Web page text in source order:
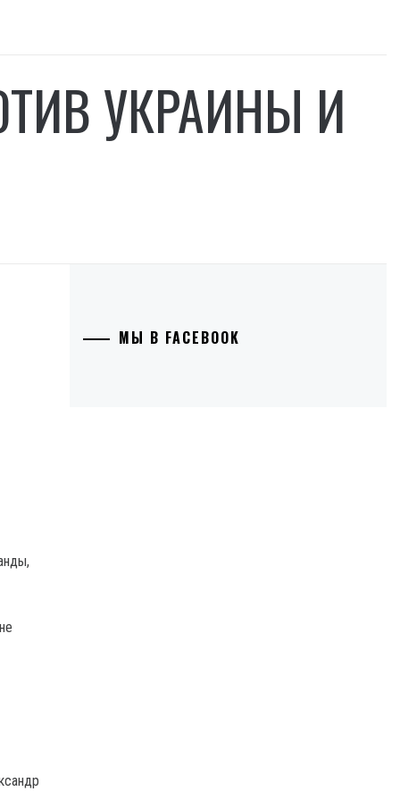
УКРАИНЫ И
МЫ В FACEBOOK